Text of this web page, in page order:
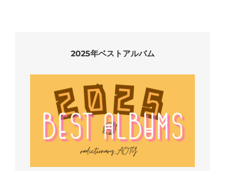
2025年ベストアルバム